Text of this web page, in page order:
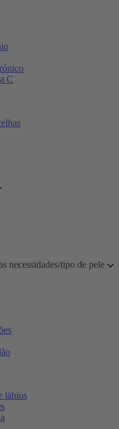
C
necessidades/tipo de pele
lábios